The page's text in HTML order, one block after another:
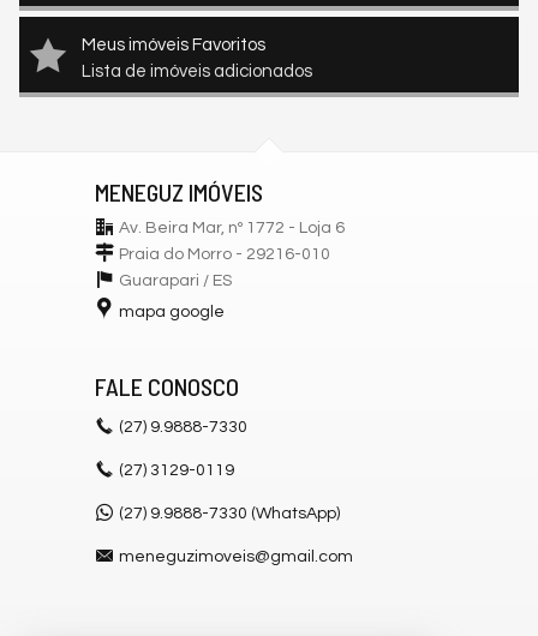
Meus imóveis Favoritos
Lista de imóveis adicionados
MENEGUZ IMÓVEIS
Av. Beira Mar, nº 1772 - Loja 6
Praia do Morro - 29216-010
Guarapari / ES
mapa google
FALE CONOSCO
(27) 9.9888-7330
(27) 3129-0119
(27) 9.9888-7330 (WhatsApp)
meneguzimoveis@gmail.com